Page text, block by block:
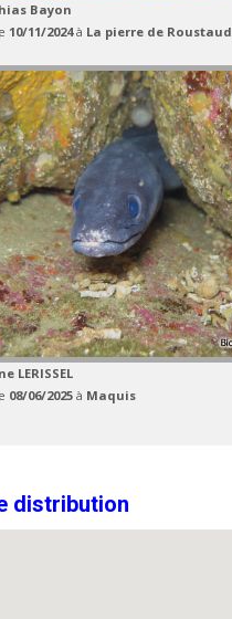
Bayon
10/11/2024à La pierre de Roustaud
LERISSEL
08/06/2025 à Maquis
distribution